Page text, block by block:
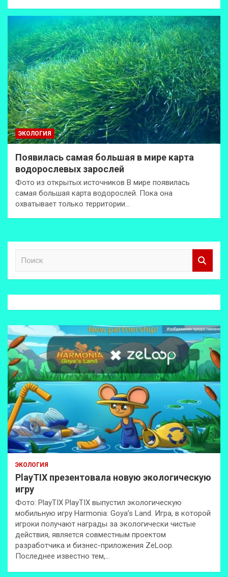
ЭКОЛОГИЯ
Появилась самая большая в мире карта
водорослевых зарослей
Фото из открытых источников В мире появилась
самая большая карта водорослей. Пока она
охватывает только территории…
к
ЭКОЛОГИЯ
PlayTIX презентовала новую экологическую
игру
Фото: PlayTIX PlayTIX выпустил экологическую
мобильную игру Harmonia: Goya’s Land. Игра, в которой
игроки получают награды за экологически чистые
действия, является совместным проектом
разработчика и бизнес-приложения ZeLoop.
Последнее известно тем,…